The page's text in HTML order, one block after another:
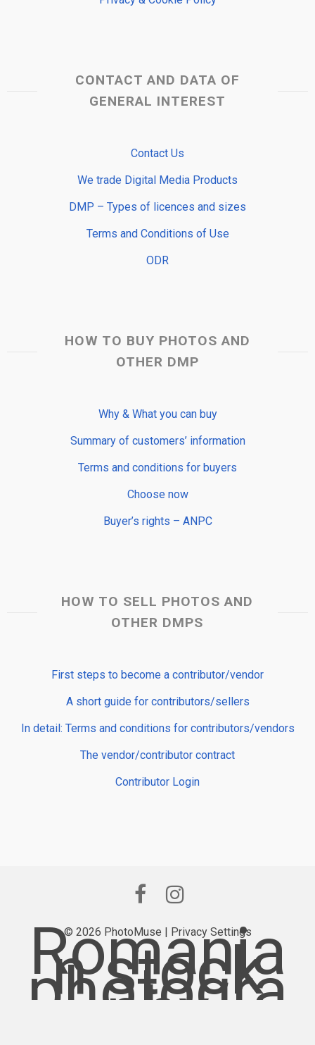
CONTACT AND DATA OF
GENERAL INTEREST
Contact Us
We trade Digital Media Products
DMP – Types of licences and sizes
Terms and Conditions of Use
ODR
HOW TO BUY PHOTOS AND
OTHER DMP
Why & What you can buy
Summary of customers’ information
Terms and conditions for buyers
Choose now
Buyer’s rights – ANPC
HOW TO SELL PHOTOS AND
OTHER DMPS
First steps to become a contributor/vendor
A short guide for contributors/sellers
In detail: Terms and conditions for contributors/vendors
The vendor/contributor contract
Contributor Login
© 2026 PhotoMuse | Privacy Settings
Romania
n stock
photogra
phy